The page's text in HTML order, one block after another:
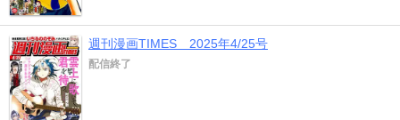
週刊漫画TIMES 2025年4/25号
配信終了